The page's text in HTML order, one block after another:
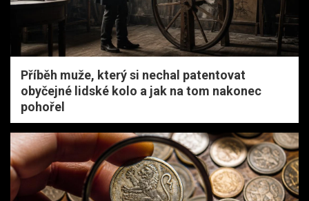
Příběh muže, který si nechal patentovat
obyčejné lidské kolo a jak na tom nakonec
pohořel